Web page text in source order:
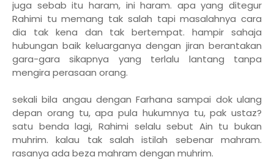
juga sebab itu haram, ini haram. apa yang ditegur
Rahimi tu memang tak salah tapi masalahnya cara
dia tak kena dan tak bertempat. hampir sahaja
hubungan baik keluarganya dengan jiran berantakan
gara-gara sikapnya yang terlalu lantang tanpa
mengira perasaan orang.
sekali bila angau dengan Farhana sampai dok ulang
depan orang tu, apa pula hukumnya tu, pak ustaz?
satu benda lagi, Rahimi selalu sebut Ain tu bukan
muhrim. kalau tak salah istilah sebenar mahram.
rasanya ada beza mahram dengan muhrim.